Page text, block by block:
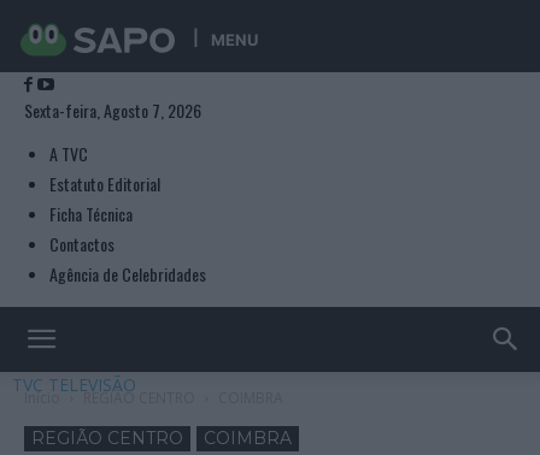
MENU
Sexta-feira, Agosto 7, 2026
A TVC
Estatuto Editorial
Ficha Técnica
Contactos
Agência de Celebridades
TVC TELEVISÃO
Início REGIÃO CENTRO
REGIÃO CENTRO COIMBRA